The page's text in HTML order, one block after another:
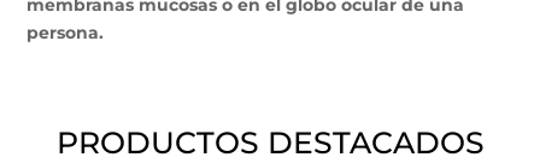
membranas mucosas o en el globo ocular de una
persona.
PRODUCTOS DESTACADOS